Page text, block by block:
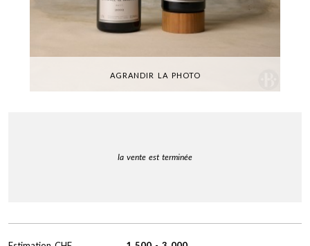
AGRANDIR LA PHOTO
la vente est terminée